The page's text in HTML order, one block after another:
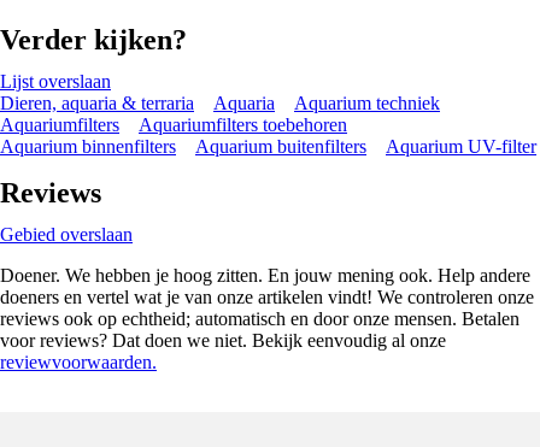
Verder kijken?
Lijst overslaan
Dieren, aquaria & terraria
Aquaria
Aquarium techniek
Aquariumfilters
Aquariumfilters toebehoren
Aquarium binnenfilters
Aquarium buitenfilters Aquarium UV-filter
Reviews
Gebied overslaan
Doener. We hebben je hoog zitten. En jouw mening ook. Help andere
doeners en vertel wat je van onze artikelen vindt! We controleren onze
reviews ook op echtheid; automatisch en door onze mensen. Betalen
voor reviews? Dat doen we niet. Bekijk eenvoudig al onze
reviewvoorwaarden.